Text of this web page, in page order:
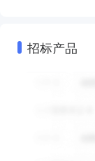
招标产品